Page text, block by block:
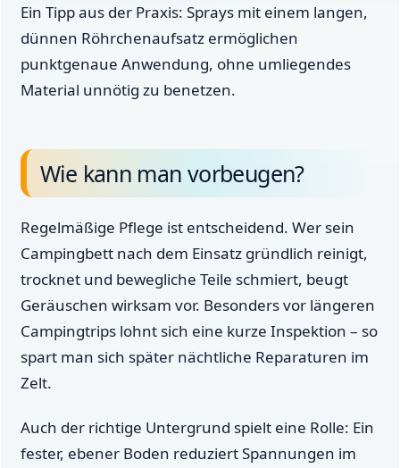
Ein Tipp aus der Praxis: Sprays mit einem langen,
dünnen Röhrchenaufsatz ermöglichen
punktgenaue Anwendung, ohne umliegendes
Material unnötig zu benetzen.
Wie kann man vorbeugen?
Regelmäßige Pflege ist entscheidend. Wer sein
Campingbett nach dem Einsatz gründlich reinigt,
trocknet und bewegliche Teile schmiert, beugt
Geräuschen wirksam vor. Besonders vor längeren
Campingtrips lohnt sich eine kurze Inspektion – so
spart man sich später nächtliche Reparaturen im
Zelt.
Auch der richtige Untergrund spielt eine Rolle: Ein
fester, ebener Boden reduziert Spannungen im